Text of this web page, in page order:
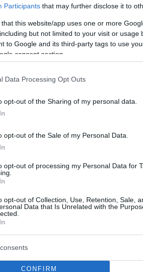
Participants that may further disclose it to
that this website/app uses one or more
but not limited to your visit or usage
to Google and its third-party tags to use
consent section.
Data Processing Opt Outs
opt-out of the Sharing of my personal data.
opt-out of the Sale of my Personal Data.
opt-out of processing my Personal Data for
opt-out of Collection, Use, Retention, Sale,
Data that Is Unrelated with the
CONFIRM
τον Μακρόν:
κονδύλια για το
της διαρροής χιλιάδων
τις πρακτικές της εταιρείας –
3
«λομπίστας της
θανάτου» που
τους οι οδηγοί
έναν «διακόπτη ασφαλείας» -
μπορούσαν να «κόψουν» την
να αποφύγουν ελέγχους, φέρεται να